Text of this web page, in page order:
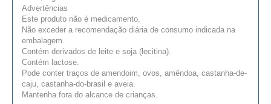
Advertências
Este produto não é medicamento.
Não exceder a recomendação diária de consumo indicada na
embalagem.
Contém derivados de leite e soja (lecitina).
Contém lactose.
Pode conter traços de amendoim, ovos, amêndoa, castanha-de-
caju, castanha-do-brasil e aveia.
Mantenha fora do alcance de crianças.